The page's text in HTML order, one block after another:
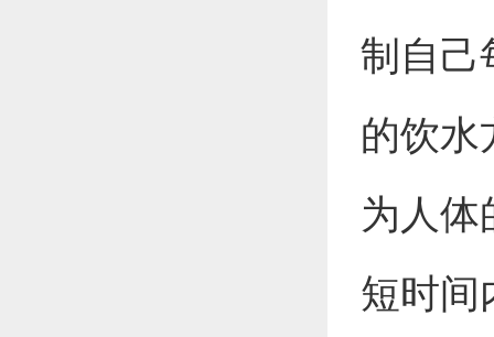
制自己
的饮水
为人体
短时间